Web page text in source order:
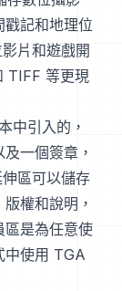
戳記和地理位
片和遊戲開
TIFF 等更現
中引入的，
一個簽章，
區可以儲存
權和說明，
區是為任意使
中使用 TGA